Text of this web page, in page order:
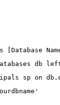
[Database
db
sp on